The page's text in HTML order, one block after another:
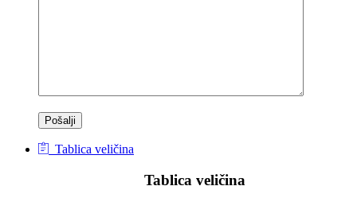
Tablica veličina
Tablica veličina